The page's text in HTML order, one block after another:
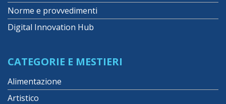
Norme e provvedimenti
Digital Innovation Hub
CATEGORIE E MESTIERI
Alimentazione
Artistico